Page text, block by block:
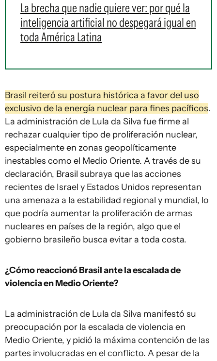
La brecha que nadie quiere ver: por qué la
inteligencia artificial no despegará igual en
toda América Latina
Brasil reiteró su postura histórica a favor del uso
exclusivo de la energía nuclear para fines pacíficos.
La administración de Lula da Silva fue firme al
rechazar cualquier tipo de proliferación nuclear,
especialmente en zonas geopolíticamente
inestables como el Medio Oriente. A través de su
declaración, Brasil subraya que las acciones
recientes de Israel y Estados Unidos representan
una amenaza a la estabilidad regional y mundial, lo
que podría aumentar la proliferación de armas
nucleares en países de la región, algo que el
gobierno brasileño busca evitar a toda costa.
¿Cómo reaccionó Brasil ante la escalada de
violencia en Medio Oriente?
La administración de Lula da Silva manifestó su
preocupación por la escalada de violencia en
Medio Oriente, y pidió la máxima contención de las
partes involucradas en el conflicto. A pesar de la